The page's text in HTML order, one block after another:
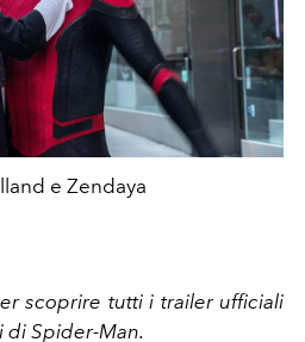
e Zendaya
scoprire tutti i trailer ufficiali
Spider-Man.